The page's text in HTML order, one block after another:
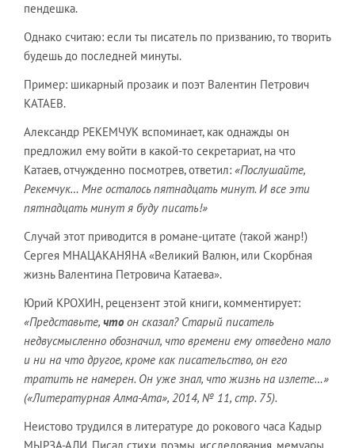
пендешка.
Однако считаю: если ты писатель по призванию, то творить
будешь до последней минуты.
Пример: шикарный прозаик и поэт Валентин Петрович
КАТАЕВ.
Александр РЕКЕМЧУК вспоминает, как однажды он
предложил ему войти в какой-то секретариат, на что
Катаев, отчужденно посмотрев, ответил: «Послушайте,
Рекемчук… Мне осталось пятнадцать минут. И все эти
пятнадцать минут я буду писать!»
Случай этот приводится в романе-цитате (такой жанр!)
Сергея МНАЦАКАНЯНА «Великий Валюн, или Скорбная
жизнь Валентина Петровича Катаева».
Юрий КРОХИН, рецензент этой книги, комментирует:
«Представьте, чтоон сказал? Старый писатель
недвусмысленно обозначил, что времени ему отведено мало
и ни на что другое, кроме как писательство, он его
тратить не намерен. Он уже знал, что жизнь на излете…»
(«Литературная Алма-Ата», 2014, № 11, стр. 75).
Неистово трудился в литературе до рокового часа Кадыр